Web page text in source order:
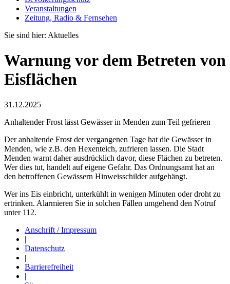
Veranstaltungen
Zeitung, Radio & Fernsehen
Sie sind hier: Aktuelles
Warnung vor dem Betreten von
Eisflächen
31.12.2025
Anhaltender Frost lässt Gewässer in Menden zum Teil gefrieren
Der anhaltende Frost der vergangenen Tage hat die Gewässer in
Menden, wie z.B. den Hexenteich, zufrieren lassen. Die Stadt
Menden warnt daher ausdrücklich davor, diese Flächen zu betreten.
Wer dies tut, handelt auf eigene Gefahr. Das Ordnungsamt hat an
den betroffenen Gewässern Hinweisschilder aufgehängt.
Wer ins Eis einbricht, unterkühlt in wenigen Minuten oder droht zu
ertrinken. Alarmieren Sie in solchen Fällen umgehend den Notruf
unter 112.
Anschrift / Impressum
|
Datenschutz
|
Barrierefreiheit
|